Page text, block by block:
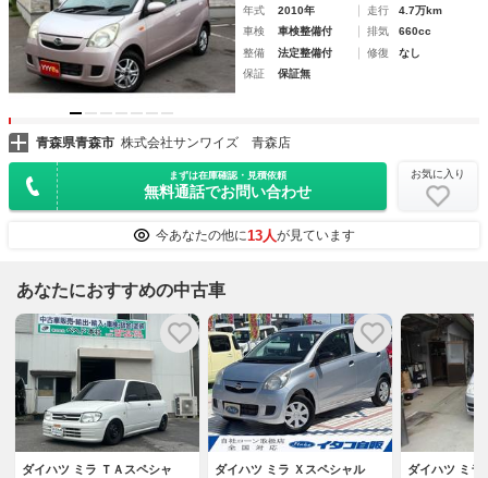
年式 2010年 走行
4.7万km
車検
車検整備付 排気
660cc
整備
法定整備付 修復
なし
保証
保証無
青森県青森市 株式会社サンワイズ 青森店
まずは在庫確認・見積依頼
無料通話でお問い合わせ
お気に入り
今あなたの他に13人が見ています
あなたにおすすめの中古車
ダイハツ ミラ ＴＡスペシャ
ダイハツ ミラ Ｘスペシャル
ダイハツ ミ